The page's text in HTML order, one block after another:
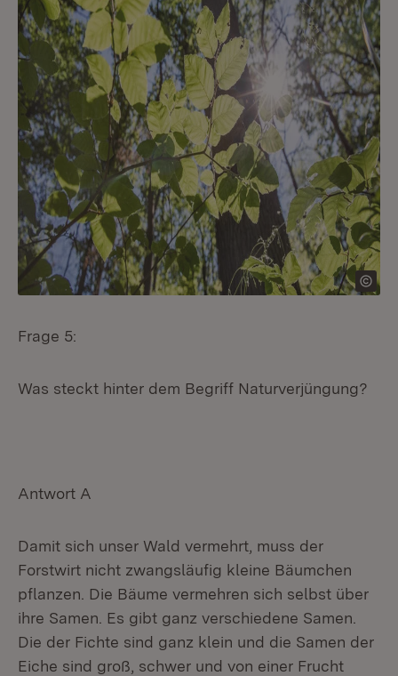
Frage 5:
Was steckt hinter dem Begriff Naturverjüngung?
Antwort A
Damit sich unser Wald vermehrt, muss der
Forstwirt nicht zwangsläufig kleine Bäumchen
pflanzen. Die Bäume vermehren sich selbst über
ihre Samen. Es gibt ganz verschiedene Samen.
Die der Fichte sind ganz klein und die Samen der
Eiche sind groß, schwer und von einer Frucht